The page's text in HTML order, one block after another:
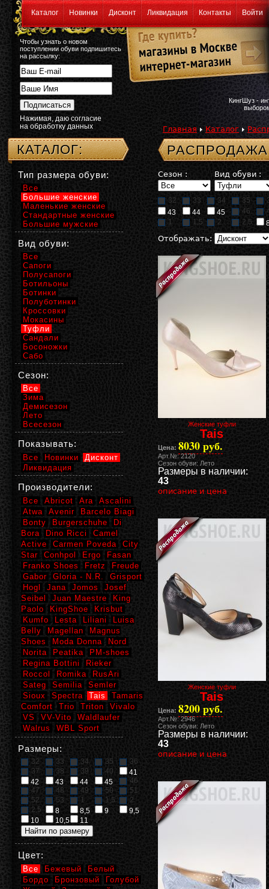
Каталог Новинки Дисконт Ликвидация Контакты Войти
Чтобы узнать о новом
поступлении обуви подпишитесь
на рассылку:
Нажимая, даю согласие
на обработку данных
КингШуз -
Главная Каталог
Сезон : Вид обуви :
32 33 34 35
43
44 45 46
1
1,5 2 2,5
Отображать:
Женские туфли
Tais
Цена: 8030 руб.
Арт.№: 2120
Сезон обуви: Лето
Размеры в наличии:
43
описание и цена
Женские туфли
Tais
Цена: 8200 руб.
Арт.№: 2946
Сезон обуви: Лето
Размеры в наличии:
43
описание и цена
КАТАЛОГ:
Тип размера обуви:
Все
Большие женские
Маленькие женские
Стандартные женские
Большие мужские
Вид обуви:
Все
Сапоги
Полусапоги
Ботильоны
Ботинки
Полуботинки
Кроссовки
Мокасины
Туфли
Сандали
Босоножки
Сабо
Сезон:
Все
Зима
Демисезон
Лето
Всесезон
Показывать:
Все Новинки
Дисконт
Ликвидация
Производители:
Все Abricot Ara
Ascalini
Atwa
Avenir
Barcelo Biagi
Bonty
Burgerschuhe
Di
Bora
Dino Ricci
Camel
Active
Carmen Poveda
City
Star
Conhpol Ergo
Fasan
Franko Shoes
Fretz
Freude
Gabor
Gloria - N.R.
Grisport
Hogl
Jana Jomos
Josef
Seibel
Juan Maestre
King
Paolo
KingShoe
Krisbut
Kumfo
Lesta Liliani
Luisa
Belly
Magellan
Magnus
Shoes
Moda Donna
Nord
Norita
Peatika
PM-shoes
Regina Bottini
Rieker
Roccol
Romika
RusAri
Sateg
Semilia
Semler
Sioux
Spectra Tais
Tamaris
Comfort
Trio Triton
Vivalo
VS
VV-Vito
Waldlaufer
Walrus
WBL Sport
Размеры:
32 33 34 35
36
37
38 39 40
41
42
43 44 45
46
47
48 49 50
51
52
53 1 1,5
2
2,5
8 8,5 9
9,5
10
10,5 11
Цвет:
Все Бежевый
Белый
Бордо
Бронзовый
Голубой